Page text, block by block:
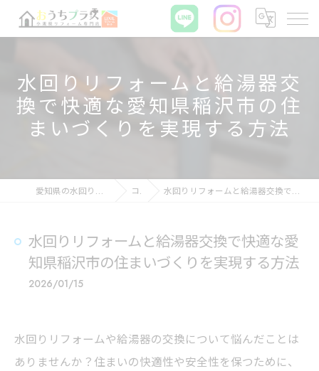
水回りリフォームと給湯器交
換で快適な愛知県稲沢市の住
まいづくりを実現する方法
愛知県の水回りリフォームならおうちプラス コラム 水回りリフォームと給湯器交換で快適な愛知県稲沢市の住まいづくりを実現する方法
水回りリフォームと給湯器交換で快適な愛
知県稲沢市の住まいづくりを実現する方法
2026/01/15
水回りリフォームや給湯器の交換について悩んだことは
ありませんか？住まいの快適性や安全性を保つために、